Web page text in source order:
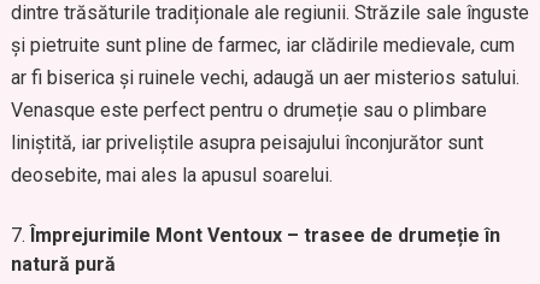
dintre trăsăturile tradiționale ale regiunii. Străzile sale înguste
și pietruite sunt pline de farmec, iar clădirile medievale, cum
ar fi biserica și ruinele vechi, adaugă un aer misterios satului.
Venasque este perfect pentru o drumeție sau o plimbare
liniștită, iar priveliștile asupra peisajului înconjurător sunt
deosebite, mai ales la apusul soarelui.
Împrejurimile Mont Ventoux – trasee de drumeție în
natură pură